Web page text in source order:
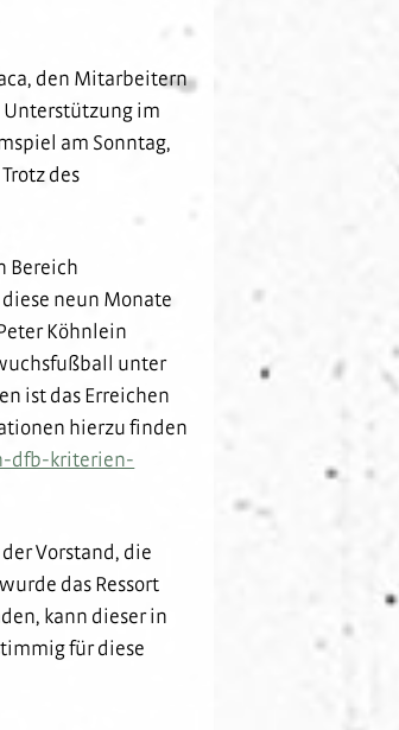
den Mitarbeitern
Unterstützung im
am Sonntag,
des
Bereich
neun Monate
Köhnlein
unter
ist das Erreichen
hierzu finden
dfb-kriterien-
Vorstand, die
das Ressort
kann dieser in
für diese